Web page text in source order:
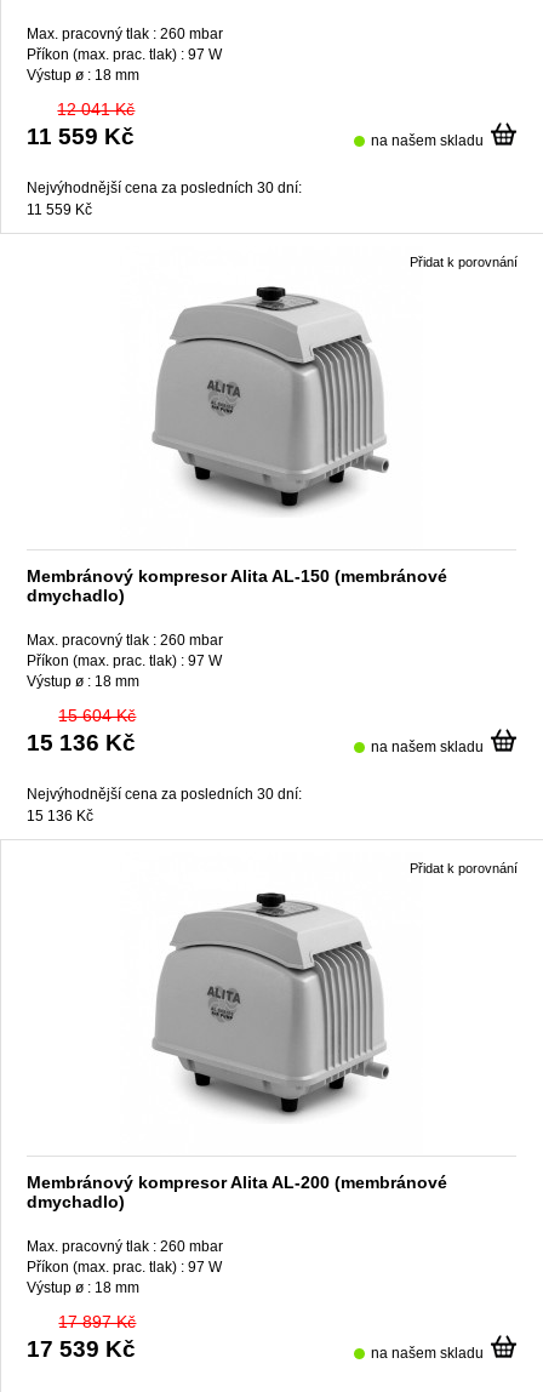
Max. pracovný tlak : 260 mbar
Příkon (max. prac. tlak) : 97 W
Výstup ø : 18 mm
12 041 Kč
11 559 Kč na našem skladu
Nejvýhodnější cena za posledních 30 dní:
11 559 Kč
Membránový kompresor Alita AL-150 (membránové
dmychadlo)
Max. pracovný tlak : 260 mbar
Příkon (max. prac. tlak) : 97 W
Výstup ø : 18 mm
15 604 Kč
15 136 Kč na našem skladu
Nejvýhodnější cena za posledních 30 dní:
15 136 Kč
Přidat k porovnání
Membránový kompresor Alita AL-200 (membránové
dmychadlo)
Max. pracovný tlak : 260 mbar
Příkon (max. prac. tlak) : 97 W
Výstup ø : 18 mm
17 897 Kč
17 539 Kč na našem skladu
Přidat k porovnání